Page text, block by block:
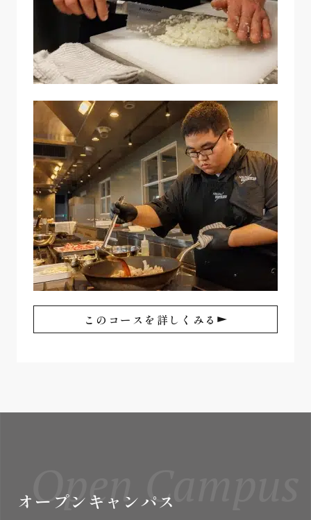
このコースを詳しくみる
Open Campus
オープンキャンパス